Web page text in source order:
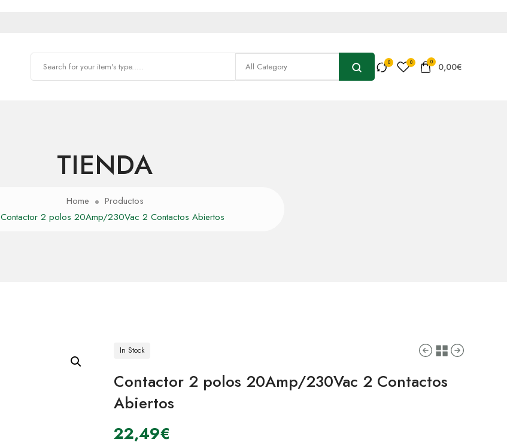
0 0,00€
TIENDA
Home
Productos
Contactor 2 polos 20Amp/230Vac 2 Contactos Abiertos
In Stock
Contactor 2 polos 20Amp/230Vac 2 Contactos
Abiertos
22,49€